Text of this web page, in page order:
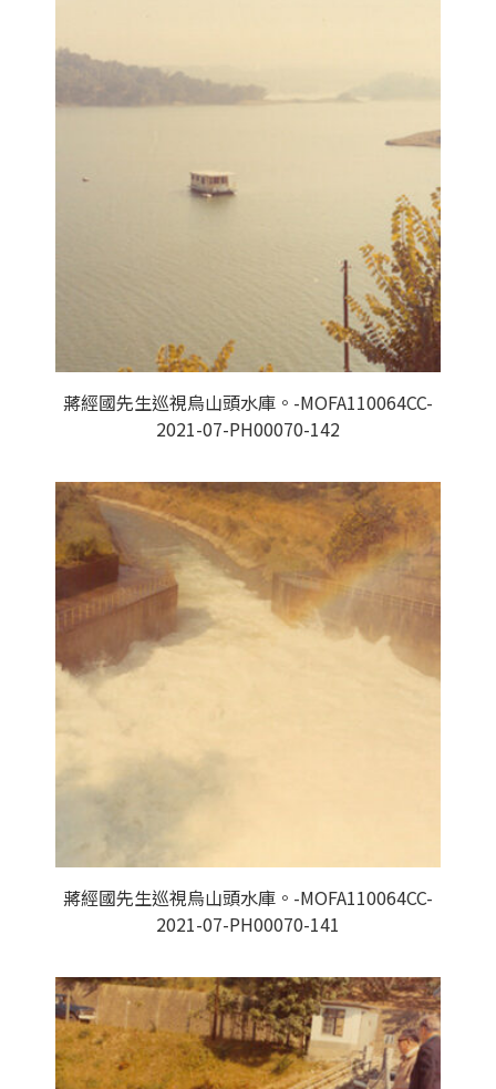
蔣經國先生巡視烏山頭水庫。-MOFA110064CC-
2021-07-PH00070-142
蔣經國先生巡視烏山頭水庫。-MOFA110064CC-
2021-07-PH00070-141